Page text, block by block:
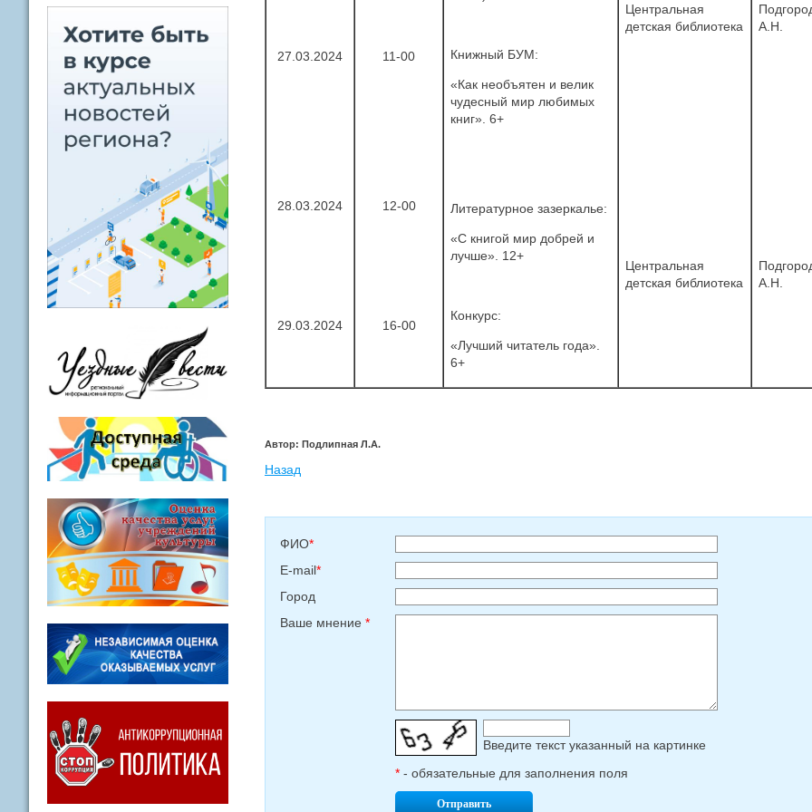
27.03.2024
28.03.2024
29.03.2024
11-00
12-00
16-00
Книжный БУМ:
«Как необъятен и велик
чудесный мир любимых
книг». 6+
Литературное зазеркалье:
«С книгой мир добрей и
лучше». 12+
Конкурс:
«Лучший читатель года».
6+
Центральная
детская библиотека
Центральная
детская библиотека
А.Н.
А.Н.
Автор: Подлипная Л.А.
Назад
ФИО*
E-mail*
Город
Ваше мнение *
Введите текcт указанный на картинке
* - обязательные для заполнения поля
Отправить